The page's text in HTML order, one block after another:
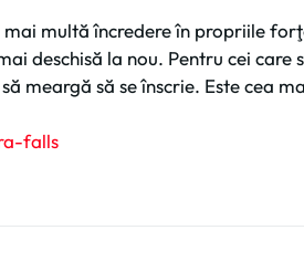
multă încredere în propriile
deschisă la nou. Pentru cei care
meargă să se înscrie. Este cea